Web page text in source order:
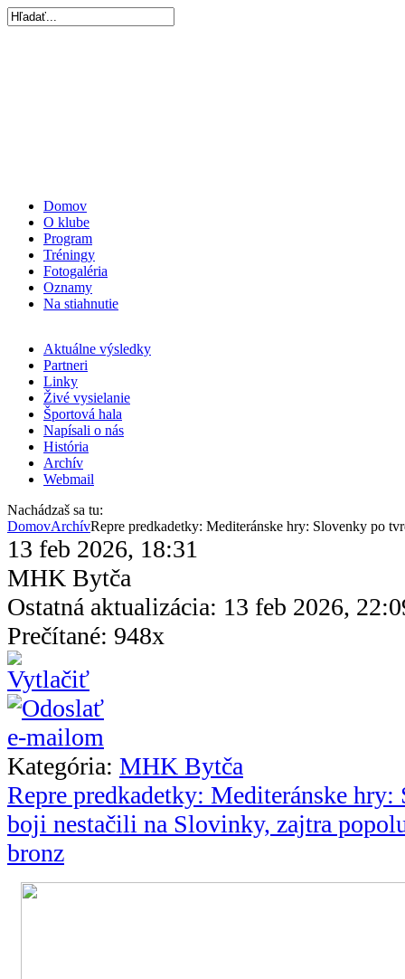
Domov
O klube
Program
Tréningy
Fotogaléria
Oznamy
Na stiahnutie
Aktuálne výsledky
Partneri
Linky
Živé vysielanie
Športová hala
Napísali o nás
História
Archív
Webmail
Nachádzaš sa tu:
DomovArchívRepre predkadetky: Mediteránske hry: Slovenky po
13 feb 2026, 18:31
MHK Bytča
Ostatná aktualizácia: 13 feb 2026,
Prečítané: 948x
Kategória: MHK Bytča
Repre predkadetky: Mediteránske
boji nestačili na Slovinky, zajtra
bronz